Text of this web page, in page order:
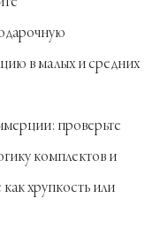
в малых и средних
проверьте
комплектов и
хрупкость или